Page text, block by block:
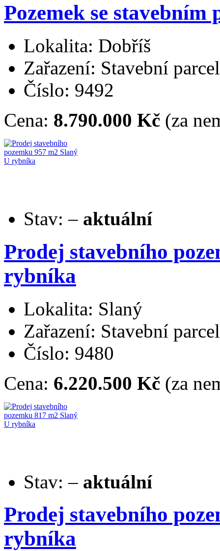
Pozemek se stavebním
Lokalita: Dobříš
Zařazení: Stavební
Číslo: 9492
Cena: 8.790.000 Kč (za
Stav: – aktuální
Prodej stavebního
rybníka
Lokalita: Slaný
Zařazení: Stavební
Číslo: 9480
Cena: 6.220.500 Kč (za
Stav: – aktuální
Prodej stavebního
rybníka